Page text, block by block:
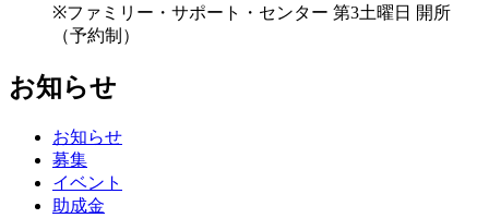
※ファミリー・サポート・センター 第3土曜日 開所
（予約制）
お知らせ
お知らせ
募集
イベント
助成金